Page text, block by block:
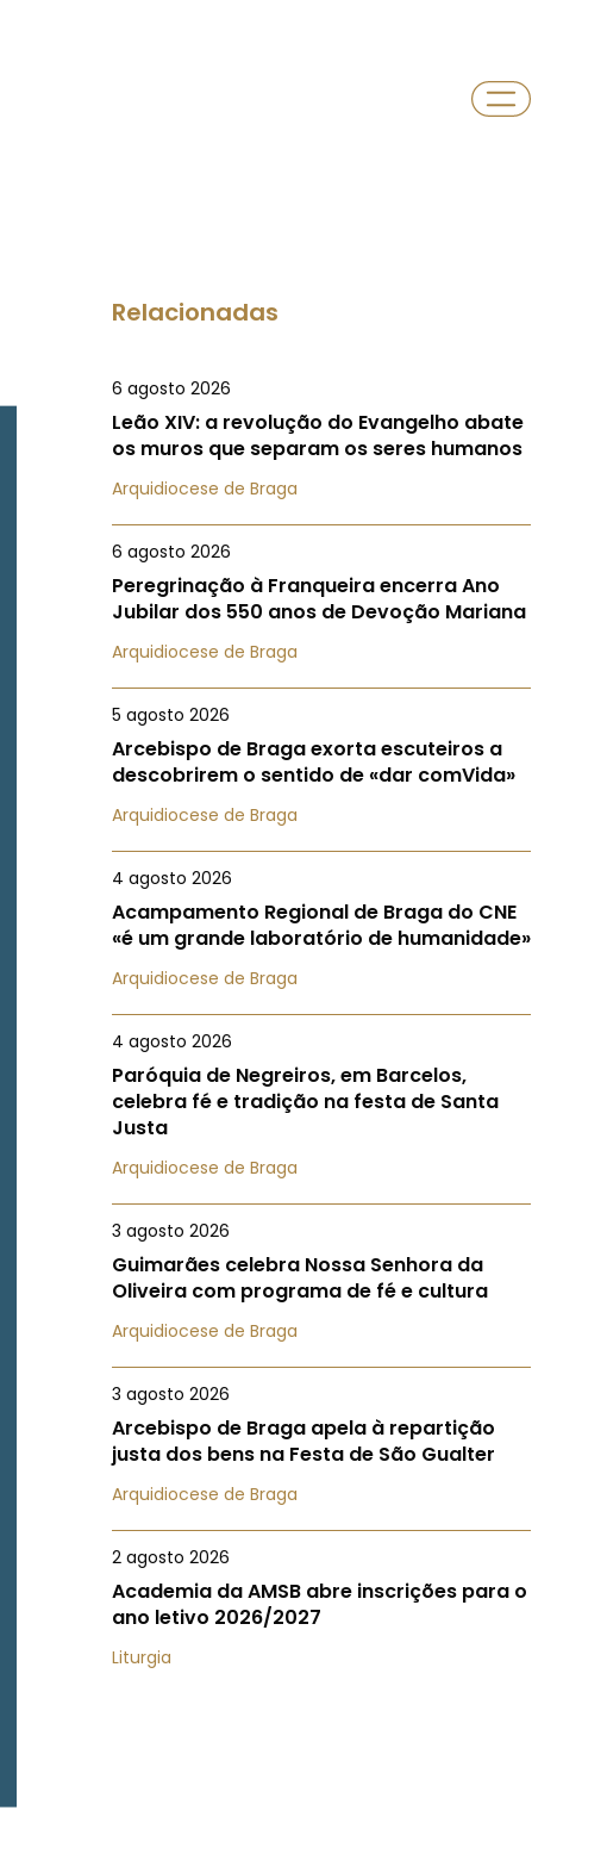
Relacionadas
6 agosto 2026
Leão XIV: a revolução do Evangelho abate
os muros que separam os seres humanos
Arquidiocese de Braga
6 agosto 2026
Peregrinação à Franqueira encerra Ano
Jubilar dos 550 anos de Devoção Mariana
Arquidiocese de Braga
5 agosto 2026
Arcebispo de Braga exorta escuteiros a
descobrirem o sentido de «dar comVida»
Arquidiocese de Braga
4 agosto 2026
Acampamento Regional de Braga do CNE
«é um grande laboratório de humanidade»
Arquidiocese de Braga
4 agosto 2026
Paróquia de Negreiros, em Barcelos,
celebra fé e tradição na festa de Santa
Justa
Arquidiocese de Braga
3 agosto 2026
Guimarães celebra Nossa Senhora da
Oliveira com programa de fé e cultura
Arquidiocese de Braga
3 agosto 2026
Arcebispo de Braga apela à repartição
justa dos bens na Festa de São Gualter
Arquidiocese de Braga
2 agosto 2026
Academia da AMSB abre inscrições para o
ano letivo 2026/2027
Liturgia